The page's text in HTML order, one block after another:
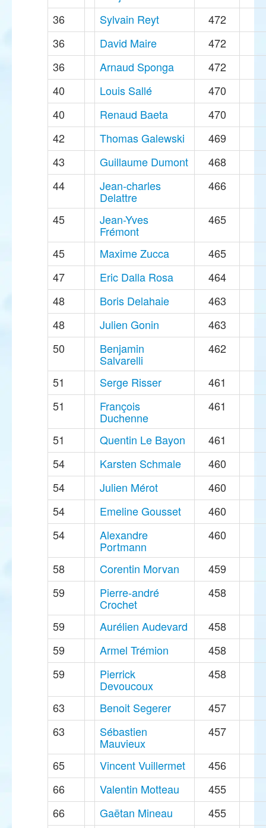
36
Sylvain Reyt
472
36
David Maire
472
36
Arnaud Sponga
472
40
Louis Sallé
470
40
Renaud Baeta
470
42
Thomas Galewski
469
43
Guillaume Dumont
468
44
Jean-charles
Delattre
466
45 Jean-Yves
Frémont
465
45 Maxime Zucca
465
47
Eric Dalla Rosa
464
48
Boris Delahaie
463
48
Julien Gonin
463
50
Benjamin
Salvarelli
462
51 Serge Risser
461
51
François
Duchenne
461
51 Quentin Le Bayon
461
54
Karsten Schmale
460
54
Julien Mérot
460
54
Emeline Gousset
460
54
Alexandre
Portmann
460
58 Corentin Morvan
459
59
Pierre-andré
Crochet
458
59 Aurélien Audevard
458
59
Armel Trémion
458
59
Pierrick
Devoucoux
458
63 Benoit Segerer
457
63
Sébastien
Mauvieux
457
65 Vincent Vuillermet
456
66
Valentin Motteau
455
66
Gaëtan Mineau
455